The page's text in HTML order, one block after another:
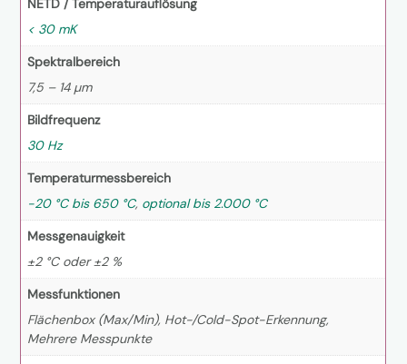
NETD / Temperaturauflösung
< 30 mK
Spektralbereich
7,5 – 14 µm
Bildfrequenz
30 Hz
Temperaturmessbereich
-20 °C bis 650 °C, optional bis 2.000 °C
Messgenauigkeit
±2 °C oder ±2 %
Messfunktionen
Flächenbox (Max/Min), Hot-/Cold-Spot-Erkennung,
Mehrere Messpunkte